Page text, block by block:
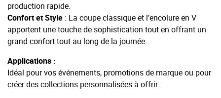
production rapide.
Confort et Style : La coupe classique et l’encolure en V
apportent une touche de sophistication tout en offrant un
grand confort tout au long de la journée.
Applications :
Idéal pour vos événements, promotions de marque ou pour
créer des collections personnalisées à offrir.